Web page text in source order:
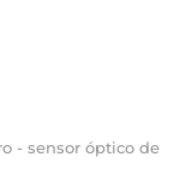
- sensor óptico de